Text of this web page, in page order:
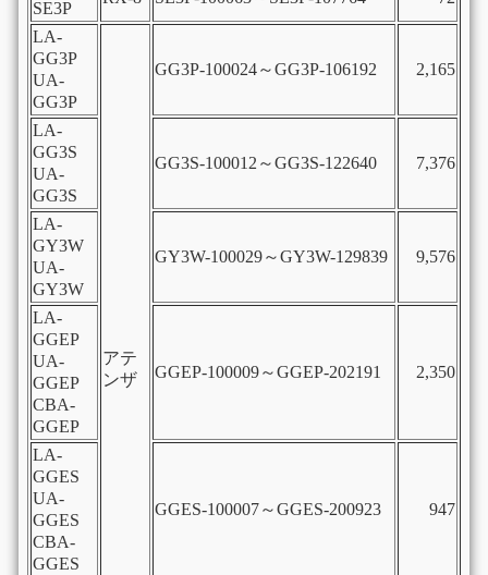
SE3P
LA-
GG3P
UA-
GG3P
アテ
ンザ
GG3P-100024～GG3P-106192 2,165
LA-
GG3S
UA-
GG3S
GG3S-100012～GG3S-122640 7,376
LA-
GY3W
UA-
GY3W
GY3W-100029～GY3W-129839 9,576
LA-
GGEP
UA-
GGEP
CBA-
GGEP
GGEP-100009～GGEP-202191 2,350
LA-
GGES
UA-
GGES
CBA-
GGES
GGES-100007～GGES-200923 947